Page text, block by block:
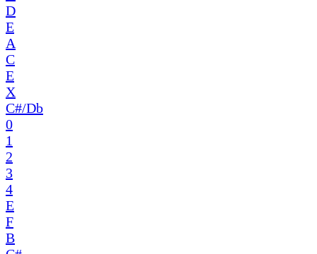
D
E
A
C
E
X
C#/Db
0
1
2
3
4
E
F
B